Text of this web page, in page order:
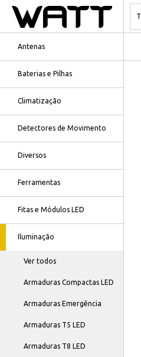
Antenas
Baterias e Pilhas
Climatização
Detectores de Movimento
Diversos
Ferramentas
Fitas e Módulos LED
Iluminação
Ver todos
Armaduras Compactas LED
Armaduras Emergência
Armaduras T5 LED
Armaduras T8 LED